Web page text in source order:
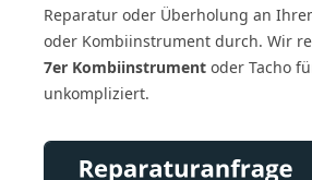
Reparatur oder Überholung an
oder Kombiinstrument durch. Wir
7er Kombiinstrument oder Tacho
unkompliziert.